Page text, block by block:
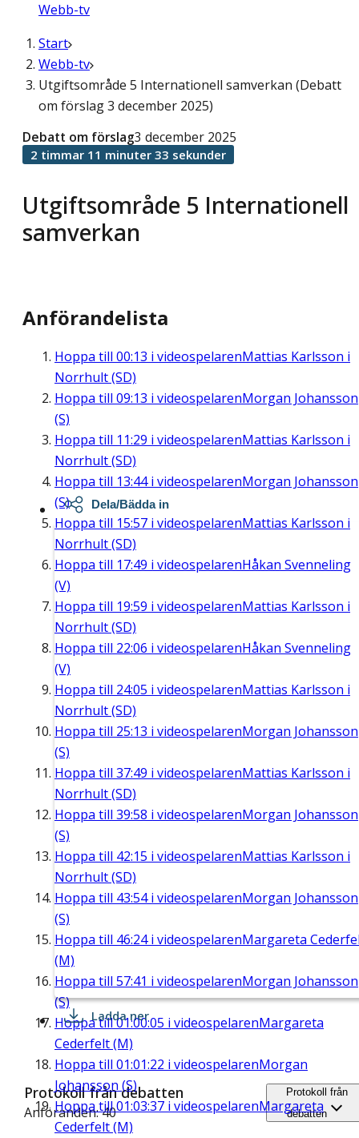
Webb-tv
Start
Webb-tv
Utgiftsområde 5 Internationell samverkan (Debatt
om förslag 3 december 2025)
Utgiftsområde 5 Internationell
samverkan
Debatt om förslag3 december 2025
2 timmar 11 minuter 33 sekunder
Anförandelista
Hoppa till 00:13 i videospelarenMattias Karlsson i
Norrhult (SD)
Hoppa till 09:13 i videospelarenMorgan Johansson
(S)
Hoppa till 11:29 i videospelarenMattias Karlsson i
Norrhult (SD)
Hoppa till 13:44i videospelarenMorgan Johansson
(S)
Hoppa till 15:57 i videospelarenMattias Karlsson i
Norrhult (SD)
Hoppa till 17:49 i videospelarenHåkan Svenneling
(V)
Hoppa till 19:59 i videospelarenMattias Karlsson i
Norrhult (SD)
Hoppa till 22:06 i videospelarenHåkan Svenneling
(V)
Hoppa till 24:05 i videospelarenMattias Karlsson i
Norrhult (SD)
Hoppa till 25:13 i videospelarenMorgan Johansson
(S)
Hoppa till 37:49 i videospelarenMattias Karlsson i
Norrhult (SD)
Hoppa till 39:58 i videospelarenMorgan Johansson
(S)
Hoppa till 42:15 i videospelarenMattias Karlsson i
Norrhult (SD)
Hoppa till 43:54i videospelarenMorgan Johansson
(S)
Hoppa till 46:24i videospelarenMargareta
(M)
Hoppa till 57:41 i videospelarenMorgan Johansson
(S)
Hoppa till01:00:05 i videospelarenMargareta
Cederfelt (M)
Hoppa till 01:01:22 i videospelarenMorgan
Johansson (S)
Hoppa till01:03:37 i videospelarenMargareta
Cederfelt (M)
Dela/Bädda in
Ladda ner
Protokoll från debatten
Anföranden: 40
Protokoll från
debatten